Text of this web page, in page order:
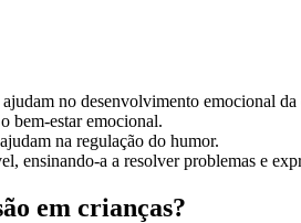
no desenvolvimento emocional da
bem-estar emocional.
na regulação do humor.
ensinando-a a resolver problemas e
em crianças?